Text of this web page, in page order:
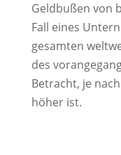
Geldbußen von
Fall eines
gesamten
des
Betracht, je
höher ist.